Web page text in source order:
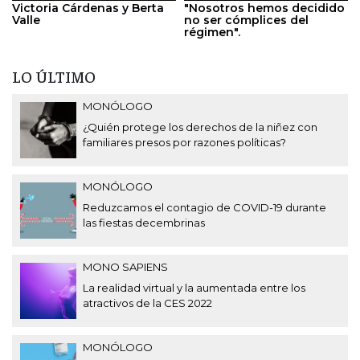
Victoria Cárdenas y Berta
Valle
"Nosotros hemos decidido
no ser cómplices del
régimen".
LO ÚLTIMO
MONÓLOGO
¿Quién protege los derechos de la niñez con
familiares presos por razones políticas?
MONÓLOGO
Reduzcamos el contagio de COVID-19 durante
las fiestas decembrinas
MONO SAPIENS
La realidad virtual y la aumentada entre los
atractivos de la CES 2022
MONÓLOGO